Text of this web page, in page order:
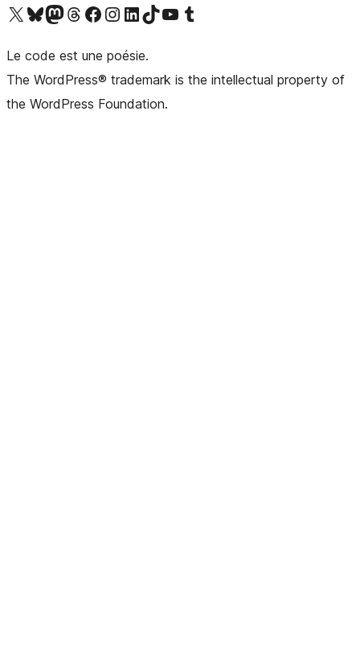
Visitez notre compte X (précédemment Twitter)
Visiter notre compte Bluesky
Visiter notre compte Mastodon
Visiter notre compte Threads
Consulter notre compte Facebook
Consulter notre compte Instagram
Consulter notre compte LinkedIn
Visiter notre compte TokTok
Visiter notre chaîne YouTube
Visiter notre compte Tumblr
Le code est une poésie.
The WordPress® trademark is the intellectual property of
the WordPress Foundation.